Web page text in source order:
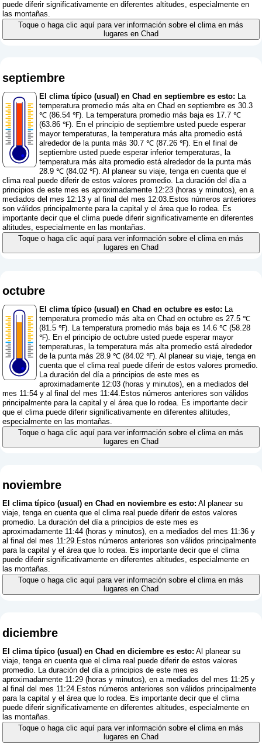
puede diferir significativamente en diferentes altitudes, especialmente en
las montañas.
Toque o haga clic aquí para ver información sobre el clima en más
lugares en Chad
septiembre
El clima típico (usual) en Chad en septiembre es esto: La
temperatura promedio más alta en Chad en septiembre es 30.3
℃ (86.54 ℉). La temperatura promedio más baja es 17.7 ℃
(63.86 ℉). En el principio de septiembre usted puede esperar
mayor temperaturas, la temperatura más alta promedio está
alrededor de la punta más 30.7 ℃ (87.26 ℉). En el final de
septiembre usted puede esperar inferior temperaturas, la
temperatura más alta promedio está alrededor de la punta más
28.9 ℃ (84.02 ℉). Al planear su viaje, tenga en cuenta que el
clima real puede diferir de estos valores promedio. La duración del día a
principios de este mes es aproximadamente 12:23 (horas y minutos), en a
mediados del mes 12:13 y al final del mes 12:03.Estos números anteriores
son válidos principalmente para la capital y el área que lo rodea. Es
importante decir que el clima puede diferir significativamente en diferentes
altitudes, especialmente en las montañas.
Toque o haga clic aquí para ver información sobre el clima en más
lugares en Chad
octubre
El clima típico (usual) en Chad en octubre es esto: La
temperatura promedio más alta en Chad en octubre es 27.5 ℃
(81.5 ℉). La temperatura promedio más baja es 14.6 ℃ (58.28
℉). En el principio de octubre usted puede esperar mayor
temperaturas, la temperatura más alta promedio está alrededor
de la punta más 28.9 ℃ (84.02 ℉). Al planear su viaje, tenga en
cuenta que el clima real puede diferir de estos valores promedio.
La duración del día a principios de este mes es
aproximadamente 12:03 (horas y minutos), en a mediados del
mes 11:54 y al final del mes 11:44.Estos números anteriores son válidos
principalmente para la capital y el área que lo rodea. Es importante decir
que el clima puede diferir significativamente en diferentes altitudes,
especialmente en las montañas.
Toque o haga clic aquí para ver información sobre el clima en más
lugares en Chad
noviembre
El clima típico (usual) en Chad en noviembre es esto: Al planear su
viaje, tenga en cuenta que el clima real puede diferir de estos valores
promedio. La duración del día a principios de este mes es
aproximadamente 11:44 (horas y minutos), en a mediados del mes 11:36 y
al final del mes 11:29.Estos números anteriores son válidos principalmente
para la capital y el área que lo rodea. Es importante decir que el clima
puede diferir significativamente en diferentes altitudes, especialmente en
las montañas.
Toque o haga clic aquí para ver información sobre el clima en más
lugares en Chad
diciembre
El clima típico (usual) en Chad en diciembre es esto: Al planear su
viaje, tenga en cuenta que el clima real puede diferir de estos valores
promedio. La duración del día a principios de este mes es
aproximadamente 11:29 (horas y minutos), en a mediados del mes 11:25 y
al final del mes 11:24.Estos números anteriores son válidos principalmente
para la capital y el área que lo rodea. Es importante decir que el clima
puede diferir significativamente en diferentes altitudes, especialmente en
las montañas.
Toque o haga clic aquí para ver información sobre el clima en más
lugares en Chad